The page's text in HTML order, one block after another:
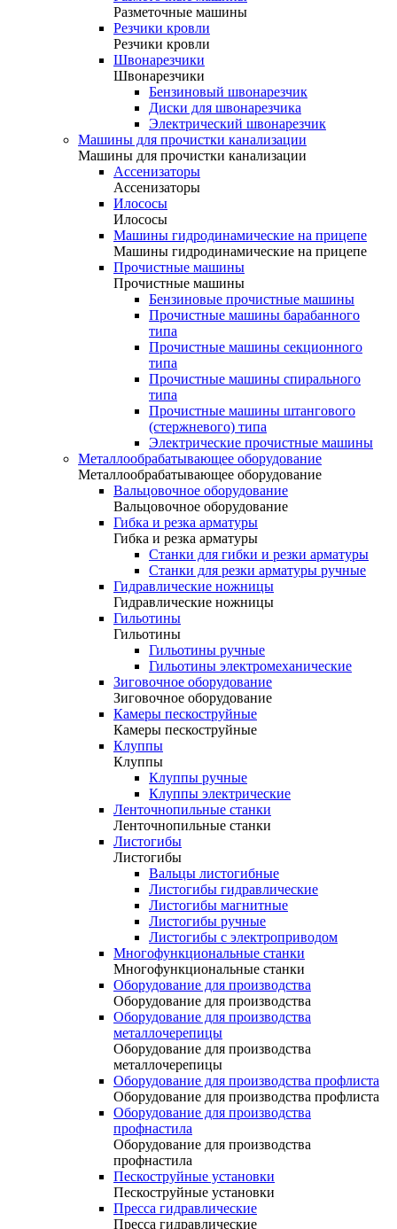
Разметочные машины
Резчики кровли
Резчики кровли
Швонарезчики
Швонарезчики
Бензиновый швонарезчик
Диски для швонарезчика
Электрический швонарезчик
Машины для прочистки канализации
Машины для прочистки канализации
Ассенизаторы
Ассенизаторы
Илососы
Илососы
Машины гидродинамические на прицепе
Машины гидродинамические на прицепе
Прочистные машины
Прочистные машины
Бензиновые прочистные машины
Прочистные машины барабанного
типа
Прочистные машины секционного
типа
Прочистные машины спирального
типа
Прочистные машины штангового
(стержневого) типа
Электрические прочистные машины
Металлообрабатывающее оборудование
Металлообрабатывающее оборудование
Вальцовочное оборудование
Вальцовочное оборудование
Гибка и резка арматуры
Гибка и резка арматуры
Станки для гибки и резки арматуры
Станки для резки арматуры ручные
Гидравлические ножницы
Гидравлические ножницы
Гильотины
Гильотины
Гильотины ручные
Гильотины электромеханические
Зиговочное оборудование
Зиговочное оборудование
Камеры пескоструйные
Камеры пескоструйные
Клуппы
Клуппы
Клуппы ручные
Клуппы электрические
Ленточнопильные станки
Ленточнопильные станки
Листогибы
Листогибы
Вальцы листогибные
Листогибы гидравлические
Листогибы магнитные
Листогибы ручные
Листогибы с электроприводом
Многофункциональные станки
Многофункциональные станки
Оборудование для производства
Оборудование для производства
Оборудование для производства
металлочерепицы
Оборудование для производства
металлочерепицы
Оборудование для производства профлиста
Оборудование для производства профлиста
Оборудование для производства
профнастила
Оборудование для производства
профнастила
Пескоструйные установки
Пескоструйные установки
Пресса гидравлические
Пресса гидравлические